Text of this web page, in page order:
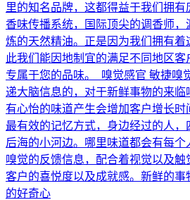
里的知名品牌，这都得益于我们拥
香味传播系统，国际顶尖的调香师
炼的天然精油。正是因为我们拥有着
此我们能因地制宜的满足不同地区
专属于您的品味。 嗅觉感官 敏捷嗅
递大脑信息的，对于新鲜事物的来临
有心怡的味道产生会增加客户增长时
最有效的记忆方式，身边经过的人，
后海的小河边。哪里味道都会有每个
嗅觉的反馈信息，配合着视觉以及
客户的喜悦度以及成就感。新鲜的
的好奇心